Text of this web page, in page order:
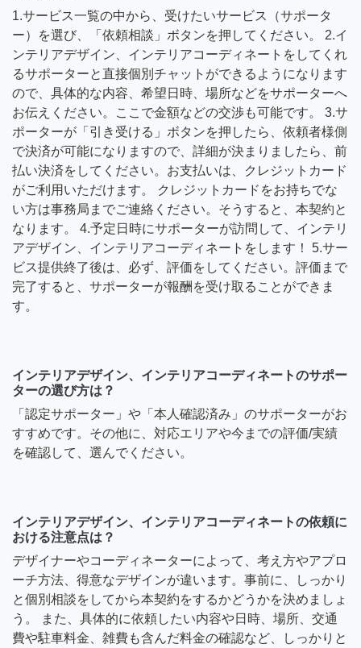
1.サービス一覧の中から、受けたいサービス（サポータ
ー）を選び、「依頼相談」ボタンを押してください。 2.イ
ンテリアデザイン、インテリアコーディネートをしてくれ
るサポーターと直接個別チャットができるようになります
ので、具体的な内容、希望日時、場所などをサポーターへ
お伝えください。ここで金額などの交渉も可能です。 3.サ
ポーターが「引き受ける」ボタンを押したら、依頼者様側
で決済が可能になりますので、詳細が決まりましたら、前
払い決済をしてください。お支払いは、クレジットカード
がご利用いただけます。 クレジットカードをお持ちでな
い方は事務局までご連絡ください。そうすると、本契約と
なります。 4.予定日時にサポーターが訪問して、インテリ
アデザイン、インテリアコーディネートをします！ 5.サー
ビス提供終了後は、必ず、評価をしてください。評価まで
完了すると、サポーターが報酬を受け取ることができま
す。
インテリアデザイン、インテリアコーディネートのサポー
ターの選び方は？
「認定サポーター」や「本人確認済み」のサポーターがお
すすめです。その他に、対応エリアや今までの評価/実績
を確認して、選んでください。
インテリアデザイン、インテリアコーディネートの依頼に
おける注意点は？
デザイナーやコーディネーターによって、考え方やアプロ
ーチ方法、得意なデザインが違います。事前に、しっかり
と個別相談をしてから本契約をするかどうかを決めましょ
う。 また、具体的に依頼したい内容や日時、場所、交通
費や駐車料金、雑費も含んだ料金の確認など、しっかりと